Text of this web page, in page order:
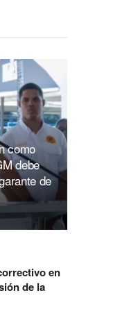
como
debe
de
en
de la